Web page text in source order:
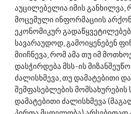
აუცილებელია იმის განხილვა,
მოცემული ინფორმაციის
ეკონომიკურ
სავარაუდოდ, გამოიყენებენ
მიიჩნევა, რომ ამა თუ იმ
დასჭირდება მსს-ის
ძალისხმევა, თუ დამატებითი
შემფასებლების მომსახურების
დამატებითი ძალისხმევა